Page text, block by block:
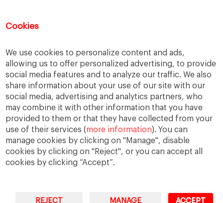
Cookies
We use cookies to personalize content and ads,
allowing us to offer personalized advertising, to provide
social media features and to analyze our traffic. We also
share information about your use of our site with our
social media, advertising and analytics partners, who
may combine it with other information that you have
provided to them or that they have collected from your
use of their services (more information). You can
manage cookies by clicking on "Manage", disable
cookies by clicking on "Reject", or you can accept all
cookies by clicking “Accept”.
REJECT MANAGE ACCEPT
salud
toma de decisiones valores virtudes
Enlaces
Cátedra de Empresa Familiar
IESE Insight